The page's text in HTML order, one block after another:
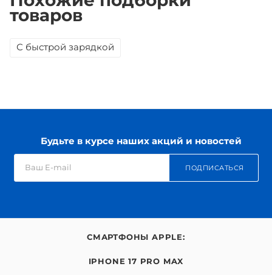
товаров
С быстрой зарядкой
Будьте в курсе наших акций и новостей
ПОДПИСАТЬСЯ
СМАРТФОНЫ APPLE:
IPHONE 17 PRO MAX